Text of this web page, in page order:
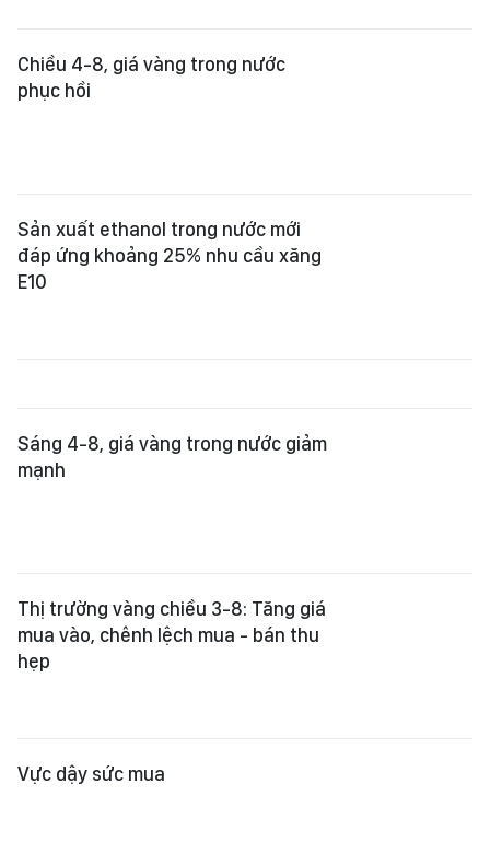
Chiều 4-8, giá vàng trong nước
phục hồi
Sản xuất ethanol trong nước mới
đáp ứng khoảng 25% nhu cầu xăng
E10
Sáng 4-8, giá vàng trong nước giảm
mạnh
Thị trường vàng chiều 3-8: Tăng giá
mua vào, chênh lệch mua - bán thu
hẹp
Vực dậy sức mua